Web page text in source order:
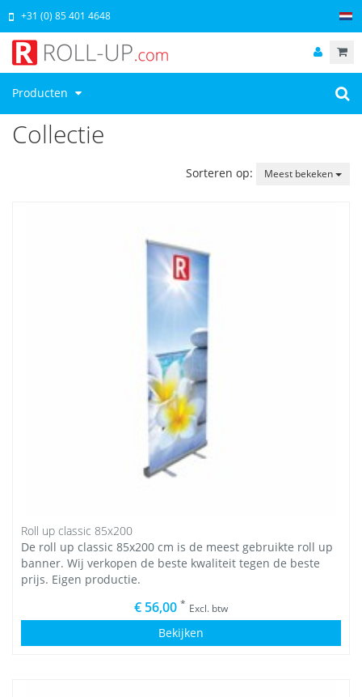
Producten
+31 (0) 85 401 4648
Collectie
Sorteren op: Meest bekeken
Roll up classic 85x200
De roll up classic 85x200 cm is de meest gebruikte roll up
banner. Wij verkopen de beste kwaliteit tegen de beste
prijs. Eigen productie.
€ 56,00 * Excl. btw
Bekijken